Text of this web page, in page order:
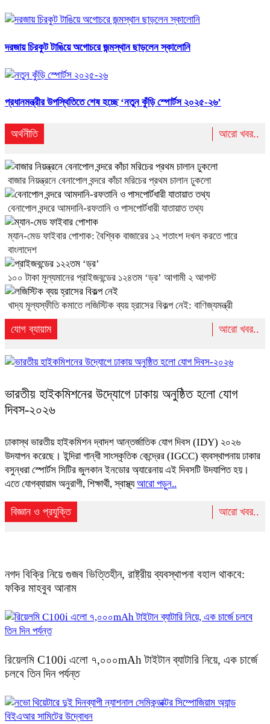
দরজায় চিরকুট টাঙিয়ে অগোচরে জন্মস্থান ছাড়লেন স্কালোনি
প্রধানমন্ত্রীর উপস্থিতিতে শেষ হচ্ছে ‘নতুন কুঁড়ি স্পোর্টস ২০২৫-২৬’
অর্থনীতি আরো খবর..
বাজার নিয়ন্ত্রনে বেনাপোল বন্দরে কাঁচা মরিচের প্রথম চালান ঢুকলো
বেনাপোল বন্দরে আমদানি-রফতানি ও পাসপোর্টধারী যাতায়াত তথ্য
ম্যান-মেড ফাইবার পোশাক: বৈশ্বিক বাজারের ১২ শতাংশ দখল করতে পারে
বাংলাদেশ
১০০ টাকা মূল্যমানের প্রাইজবন্ডের ১২৪তম ‘ড্র’ আগামী ২ আগস্ট
খাদ্য মূল্যস্ফীতি কমাতে লজিস্টিক ব্যয় হ্রাসের বিকল্প নেই: বাণিজ্যমন্ত্রী
যোগ ব্যায়াম আরো খবর..
ভারতীয় হাইকমিশনের উদ্যোগে ঢাকায় অনুষ্ঠিত হলো যোগ
দিবস-২০২৬
ঢাকাস্থ ভারতীয় হাইকমিশন দ্বাদশ আন্তর্জাতিক যোগ দিবস (IDY) ২০২৬
উদযাপন করেছে। ইন্দিরা গান্ধী সাংস্কৃতিক কেন্দ্রের (IGCC) ব্যবস্থাপনায় ​ঢাকার
বসুন্ধরা স্পোর্টস সিটির জুলকান ইনডোর অ্যারেনায় এই দিবসটি উদযাপিত হয়।
এতে যোগব্যায়াম অনুরাগী, শিক্ষার্থী, স্বাস্থ্যআরো পড়ুন..
বিজ্ঞান ও প্রযুক্তি আরো খবর..
নগদ বিক্রি নিয়ে গুজব ভিত্তিহীন, রাষ্ট্রীয় ব্যবস্থাপনা বহাল থাকবে:
ফকির মাহবুব আনাম
রিয়েলমি C100i এলো ৭,০০০mAh টাইটান ব্যাটারি নিয়ে, এক চার্জে
চলবে তিন দিন পর্যন্ত